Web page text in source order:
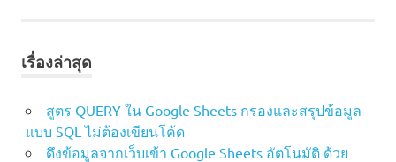
เรื่องล่าสุด
สูตร QUERY ใน Google Sheets กรองและสรุปข้อมูล
แบบ SQL ไม่ต้องเขียนโค้ด
ดึงข้อมูลจากเว็บเข้า Google Sheets อัตโนมัติ ด้วย